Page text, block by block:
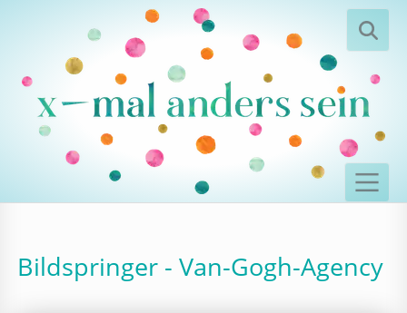
Bildspringer - Van-Gogh-Agency